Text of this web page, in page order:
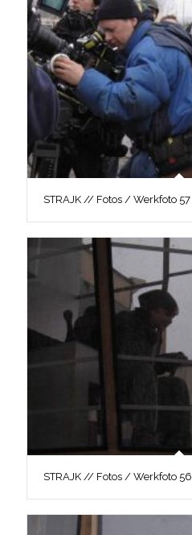
STRAJK // Fotos / Werkfoto 57
STRAJK // Fotos / Werkfoto 56